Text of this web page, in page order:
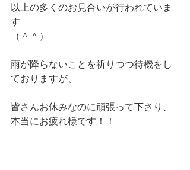
以上の多くのお見合いが行われていま
す
（＾＾）
雨が降らないことを祈りつつ待機をし
ておりますが、
皆さんお休みなのに頑張って下さり、
本当にお疲れ様です！！